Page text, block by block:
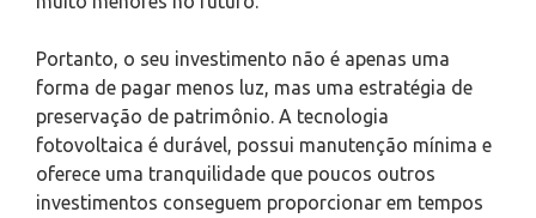
Portanto, o seu investimento não é apenas uma
forma de pagar menos luz, mas uma estratégia de
preservação de patrimônio. A tecnologia
fotovoltaica é durável, possui manutenção mínima e
oferece uma tranquilidade que poucos outros
investimentos conseguem proporcionar em tempos